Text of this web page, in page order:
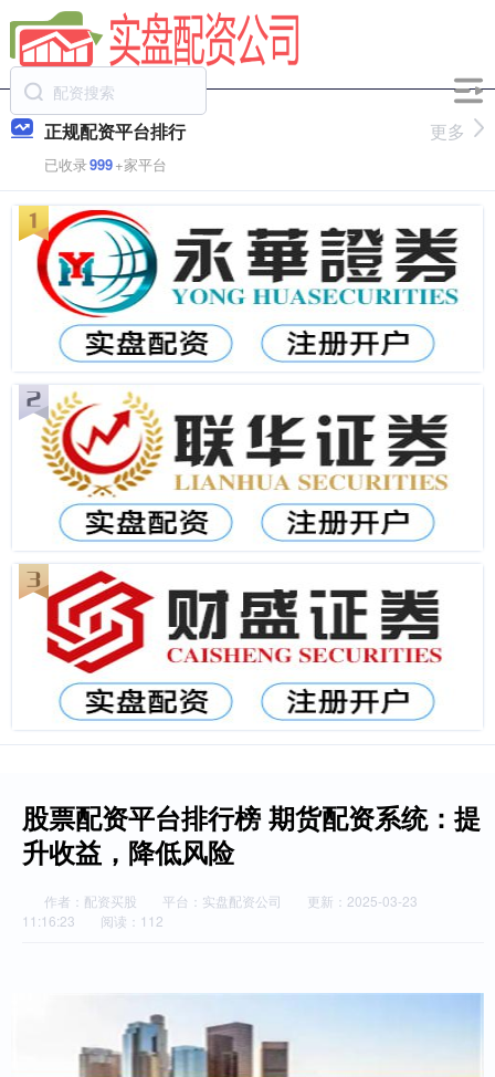
正规配资平台排行
已收录999+家平台
更多
股票配资平台排行榜 期货配资系统：提
升收益，降低风险
作者：配资买股 平台：实盘配资公司
更新：2025-03-23
11:16:23
阅读：112